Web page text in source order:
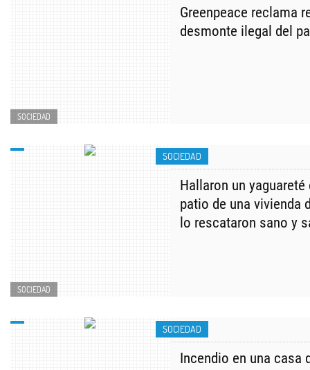
SOCIEDAD
​Greenpeace reclama
desmonte ilegal del
SOCIEDAD
SOCIEDAD
Hallaron un
patio de una vivienda
lo rescataron sano y
SOCIEDAD
Incendio en una casa